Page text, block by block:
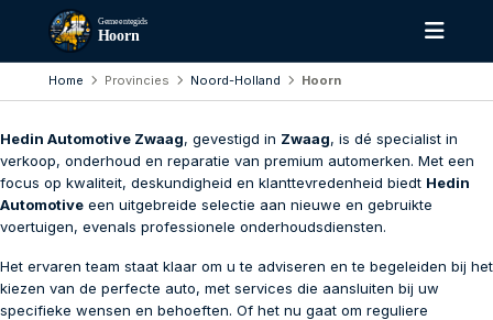
Gemeentegids
Hoorn
Home Provincies Noord-Holland Hoorn
Hedin Automotive Zwaag, gevestigd in Zwaag, is dé specialist in
verkoop, onderhoud en reparatie van premium automerken. Met een
focus op kwaliteit, deskundigheid en klanttevredenheid biedt Hedin
Automotive een uitgebreide selectie aan nieuwe en gebruikte
voertuigen, evenals professionele onderhoudsdiensten.
Het ervaren team staat klaar om u te adviseren en te begeleiden bij het
kiezen van de perfecte auto, met services die aansluiten bij uw
specifieke wensen en behoeften. Of het nu gaat om reguliere